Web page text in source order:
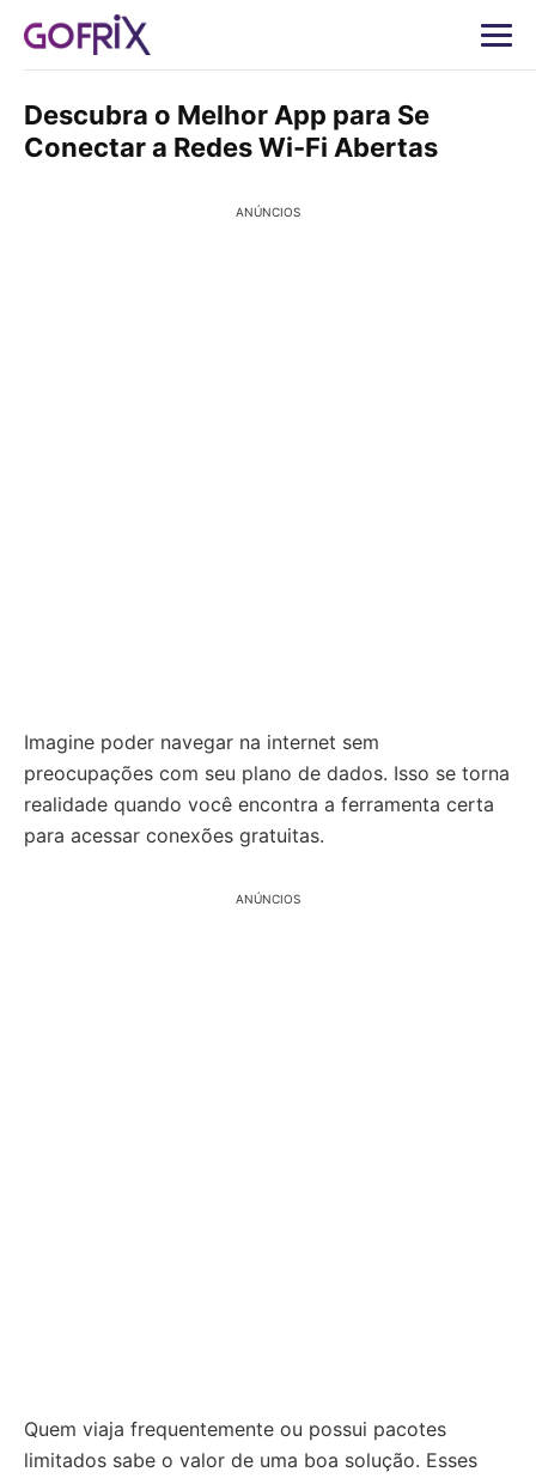
Descubra o Melhor App para Se
Conectar a Redes Wi-Fi Abertas
ANÚNCIOS
Imagine poder navegar na internet sem
preocupações com seu plano de dados. Isso se torna
realidade quando você encontra a ferramenta certa
para acessar conexões gratuitas.
ANÚNCIOS
Quem viaja frequentemente ou possui pacotes
limitados sabe o valor de uma boa solução. Esses